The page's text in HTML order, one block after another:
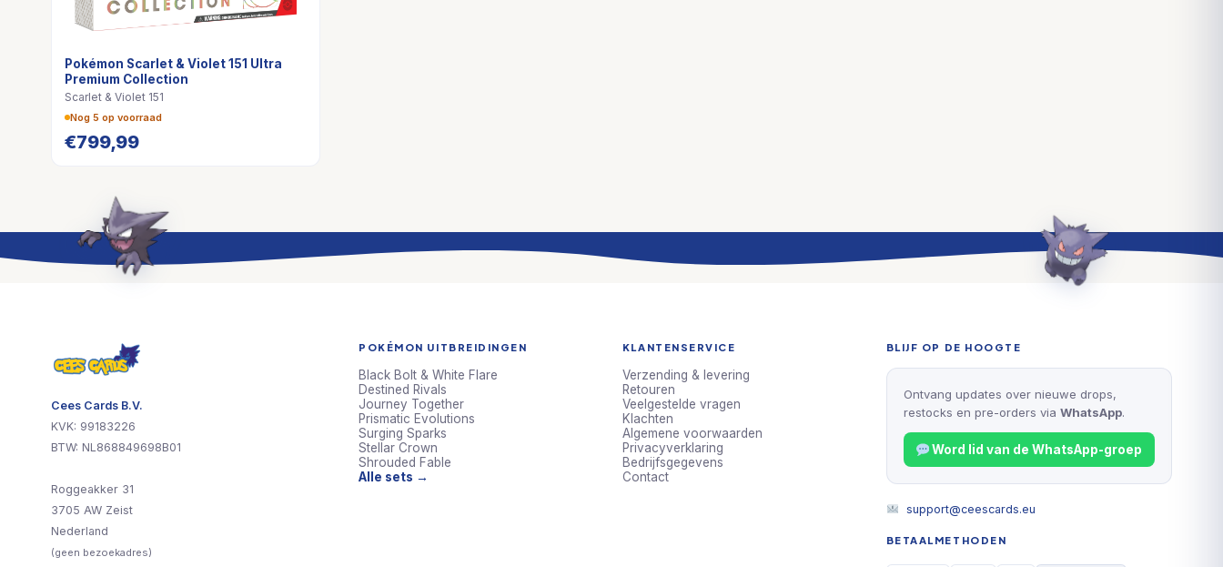
Pokémon Scarlet & Violet 151 Ultra
Premium Collection
Scarlet & Violet 151
Nog 5 op voorraad
€799,99
Cees Cards B.V.
KVK: 99183226
BTW: NL868849698B01
Roggeakker 31
3705 AW Zeist
Nederland
(geen bezoekadres)
POKÉMON UITBREIDINGEN
Black Bolt & White Flare
Destined Rivals
Journey Together
Prismatic Evolutions
Surging Sparks
Stellar Crown
Shrouded Fable
Alle sets →
KLANTENSERVICE
Verzending & levering
Retouren
Veelgestelde vragen
Klachten
Algemene voorwaarden
Privacyverklaring
Bedrijfsgegevens
Contact
BLIJF OP DE HOOGTE
Ontvang updates over nieuwe drops,
restocks en pre-orders via WhatsApp.
Word lid van de WhatsApp-groep
support@ceescards.eu
BETAALMETHODEN